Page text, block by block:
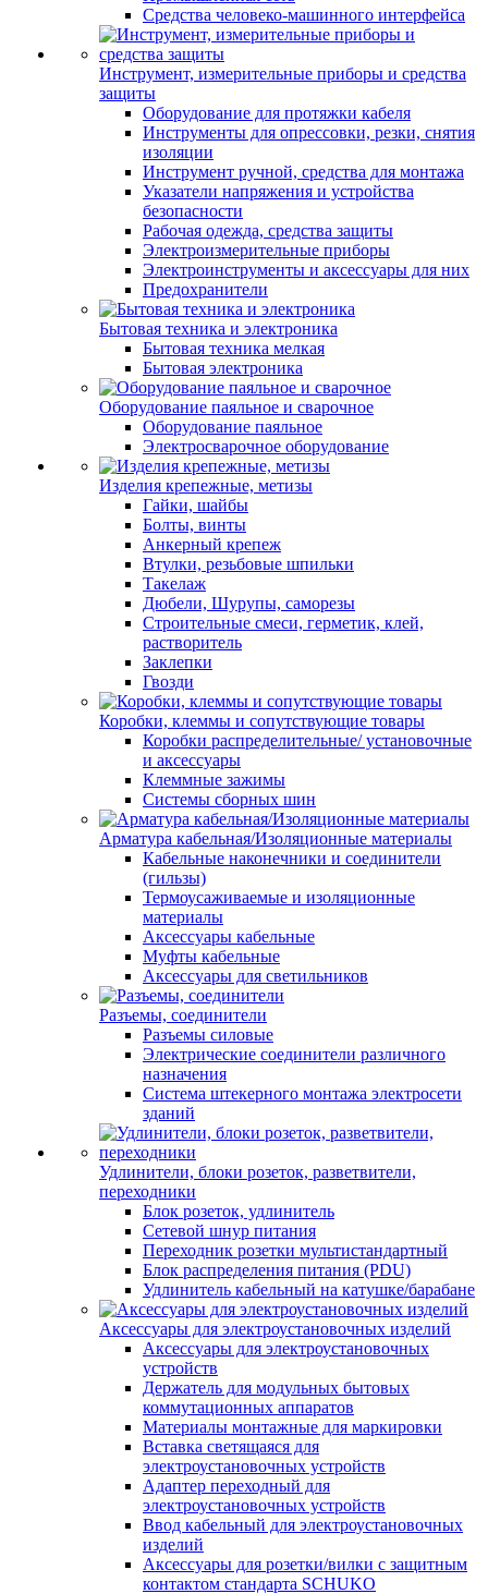
Средства человеко-машинного интерфейса
Инструмент, измерительные приборы и средства
защиты
Оборудование для протяжки кабеля
Инструменты для опрессовки, резки, снятия
изоляции
Инструмент ручной, средства для монтажа
Указатели напряжения и устройства
безопасности
Рабочая одежда, средства защиты
Электроизмерительные приборы
Электроинструменты и аксессуары для них
Предохранители
Бытовая техника и электроника
Бытовая техника мелкая
Бытовая электроника
Оборудование паяльное и сварочное
Оборудование паяльное
Электросварочное оборудование
Изделия крепежные, метизы
Гайки, шайбы
Болты, винты
Анкерный крепеж
Втулки, резьбовые шпильки
Такелаж
Дюбели, Шурупы, саморезы
Строительные смеси, герметик, клей,
растворитель
Заклепки
Гвозди
Коробки, клеммы и сопутствующие товары
Коробки распределительные/ установочные
и аксессуары
Клеммные зажимы
Системы сборных шин
Арматура кабельная/Изоляционные материалы
Кабельные наконечники и соединители
(гильзы)
Термоусаживаемые и изоляционные
материалы
Аксессуары кабельные
Муфты кабельные
Аксессуары для светильников
Разъемы, соединители
Разъемы силовые
Электрические соединители различного
назначения
Система штекерного монтажа электросети
зданий
Удлинители, блоки розеток, разветвители,
переходники
Блок розеток, удлинитель
Сетевой шнур питания
Переходник розетки мультистандартный
Блок распределения питания (PDU)
Удлинитель кабельный на катушке/барабане
Аксессуары для электроустановочных изделий
Аксессуары для электроустановочных
устройств
Держатель для модульных бытовых
коммутационных аппаратов
Материалы монтажные для маркировки
Вставка светящаяся для
электроустановочных устройств
Адаптер переходный для
электроустановочных устройств
Ввод кабельный для электроустановочных
изделий
Аксессуары для розетки/вилки с защитным
контактом стандарта SCHUKO